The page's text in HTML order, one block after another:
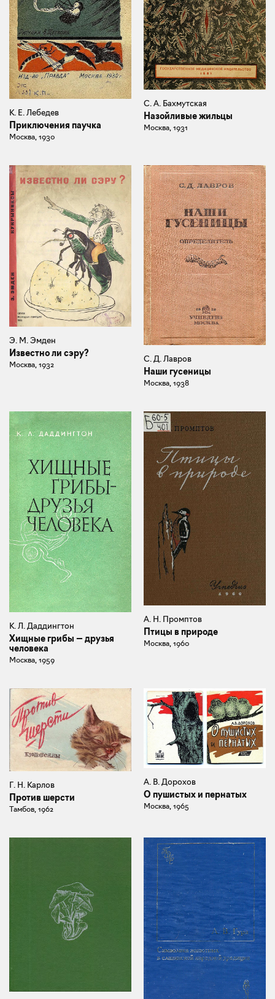
К. Е. Лебедев
Приключения паучка
Москва, 1930
С. А. Бахмутская
Назойливые жильцы
Москва, 1931
Э. М. Эмден
Известно ли сэру?
Москва, 1932
С. Д. Лавров
Наши гусеницы
Москва, 1938
К. Л. Даддингтон
Хищные грибы — друзья
человека
Москва, 1959
А. Н. Промптов
Птицы в природе
Москва, 1960
Г. Н. Карлов
Против шерсти
Тамбов, 1962
А. В. Дорохов
О пушистых и пернатых
Москва, 1965